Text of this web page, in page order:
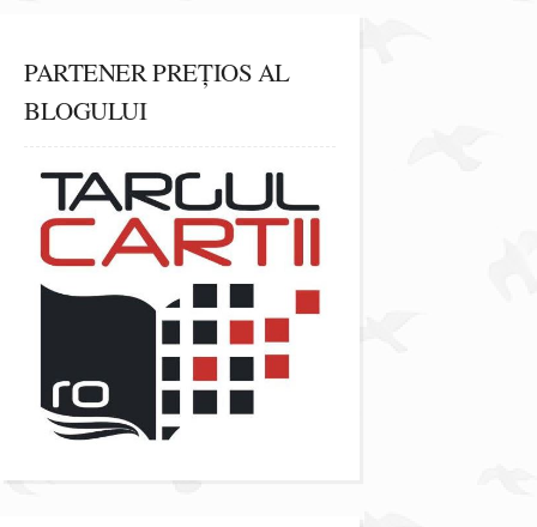
PARTENER PREȚIOS AL
BLOGULUI